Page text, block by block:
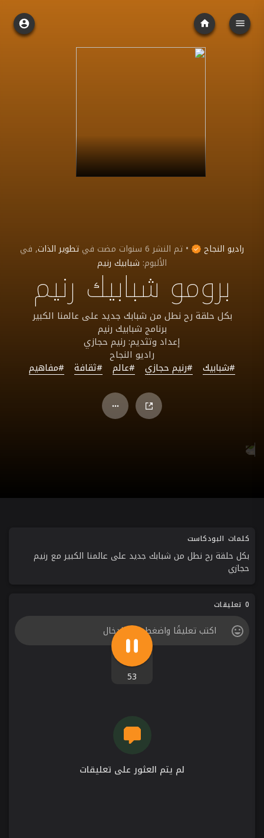
راديو النجاح • تم النشر6 سنوات مضت فيتطوير الذات, في
الألبوم: شبابيك رنيم
برومو شبابيك رنيم
بكل حلقة رح نطل من شبابك جديد على عالمنا الكبير
برنامج شبابيك رنيم
إعداد وتثديم: رنيم حجازي
راديو النجاح
#شبابيك #رنيم حجازي #عالم #ثقافة #مفاهيم
53
كلمات البودكاست
بكل حلقة رح نطل من شبابك جديد على عالمنا الكبير مع رنيم
حجازي
0 تعليقات
لم يتم العثور على تعليقات